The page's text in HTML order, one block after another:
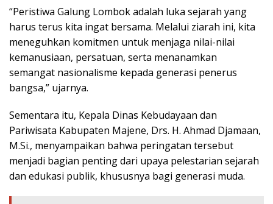
“Peristiwa Galung Lombok adalah luka sejarah yang
harus terus kita ingat bersama. Melalui ziarah ini, kita
meneguhkan komitmen untuk menjaga nilai-nilai
kemanusiaan, persatuan, serta menanamkan
semangat nasionalisme kepada generasi penerus
bangsa,” ujarnya.
Sementara itu, Kepala Dinas Kebudayaan dan
Pariwisata Kabupaten Majene, Drs. H. Ahmad Djamaan,
M.Si., menyampaikan bahwa peringatan tersebut
menjadi bagian penting dari upaya pelestarian sejarah
dan edukasi publik, khususnya bagi generasi muda.